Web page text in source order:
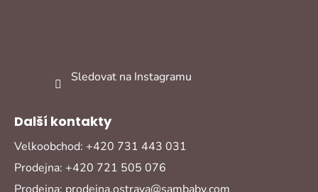
Sledovat na Instagramu
Další kontakty
Velkoobchod: +420 731 443 031
Prodejna: +420 721 505 076